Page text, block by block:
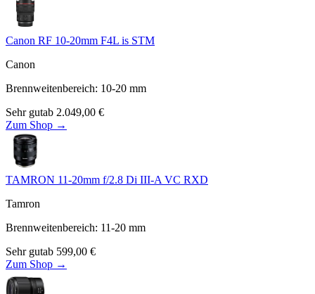
Canon RF 10-20mm F4L is STM
Canon
Brennweitenbereich: 10-20 mm
Sehr gutab 2.049,00 €
Zum Shop →
TAMRON 11-20mm f/2.8 Di III-A VC RXD
Tamron
Brennweitenbereich: 11-20 mm
Sehr gutab 599,00 €
Zum Shop →